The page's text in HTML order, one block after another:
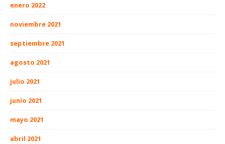
enero 2022
noviembre 2021
septiembre 2021
agosto 2021
julio 2021
junio 2021
mayo 2021
abril 2021